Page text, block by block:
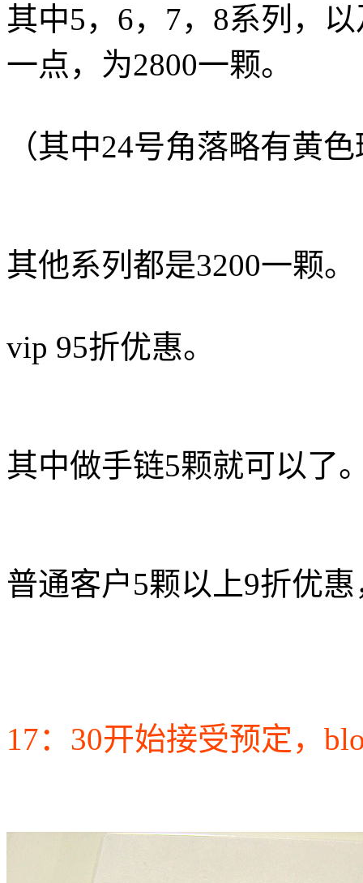
其中5，6，7，8系列，
一点，为2800一颗。
（其中24号角落略有黄
其他系列都是3200一颗。
vip 95折优惠。
其中做手链5颗就可以了
普通客户5颗以上9折优
17：30开始接受预定，